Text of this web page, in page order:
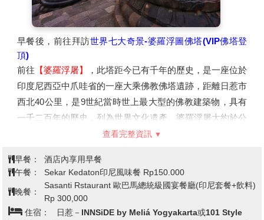
早餐後，前往拜訪世界七大奇景-婆羅浮圖佛塔(VIP佛塔登
頂)
前往 【婆羅浮屠】
，此塔距今已有千年的歷史，是一座位於
印度尼西亞中爪哇省的一座大乘佛教佛塔遺跡，距離日惹市
西北40公里，是9世紀當時世上最大型的佛教建築物，具有
一千二百年的歷史，列為世界文化遺產。婆羅浮屠大約於公
元842年間，由當時統治爪哇島的夏連特拉王朝統治者興
「婆羅浮屠」這個名字的意思很可能來自梵語「Vihara
Buddha Ur」，意思就是「山頂的佛寺」。後來因為火山爆
發，使這佛塔群下沉、並隱蓋於茂密的熱帶叢林中近千年，
直到1815年才被人們發現清理出來，與中國的長城、埃及
查看完整資訊
早餐：
酒店內享用早餐
午餐：
Sekar Kedaton印尼風味餐 Rp150.000
晚餐：
Sasanti Rstaurant 歐巴馬總統級國宴餐廳(印尼套餐+飲料)
Rp 300,000
住宿：
日惹－INNSiDE by Meliá Yogyakarta或101 Style